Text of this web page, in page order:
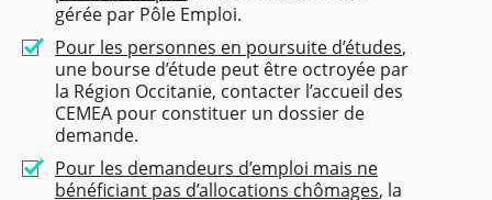
gérée par Pôle Emploi.
Pour les personnes en poursuite d’études,
une bourse d’étude peut être octroyée par
la Région Occitanie, contacter l’accueil des
CEMEA pour constituer un dossier de
demande.
Pour les demandeurs d’emploi mais ne
bénéficiant pas d’allocations chômages, la